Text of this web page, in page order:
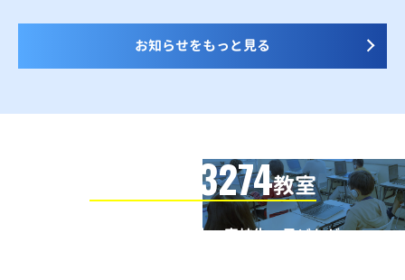
お知らせをもっと見る
3274教室
全国の小学生・中学生・高校生・子どもが